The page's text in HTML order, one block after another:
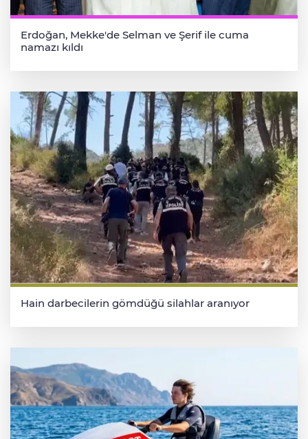
Erdoğan, Mekke'de Selman ve Şerif ile cuma
namazı kıldı
Hain darbecilerin gömdüğü silahlar aranıyor